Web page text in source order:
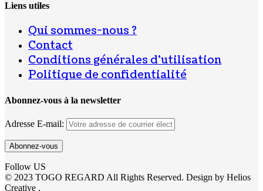
Liens utiles
Qui sommes-nous ?
Contact
Conditions générales d’utilisation
Politique de confidentialité
Abonnez-vous à la newsletter
Adresse E-mail:
Follow US
© 2023 TOGO REGARD All Rights Reserved. Design by Helios
Creative .